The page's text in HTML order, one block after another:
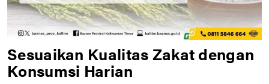
Sesuaikan Kualitas Zakat dengan
Konsumsi Harian